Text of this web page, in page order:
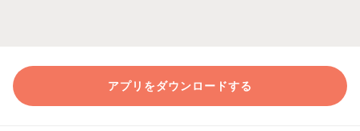
アプリをダウンロードする